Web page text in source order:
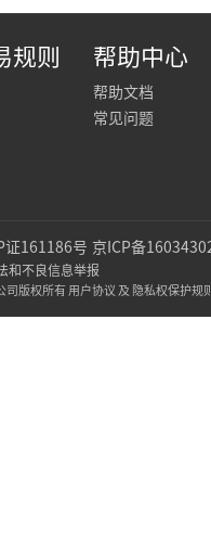
规则 帮助中心
帮助文档
常见问题
证161186号 京ICP备
和不良信息举报
版权所有 用户协议 及 隐私权保护规